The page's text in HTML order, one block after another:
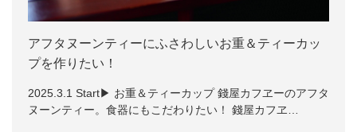
アフタヌーンティーにふさわしいお重＆ティーカッ
プを作りたい！
2025.3.1 Start▶ お重＆ティーカップ 錢屋カフヱーのアフタ
ヌーンティー。食器にもこだわりたい！ 錢屋カフヱ…